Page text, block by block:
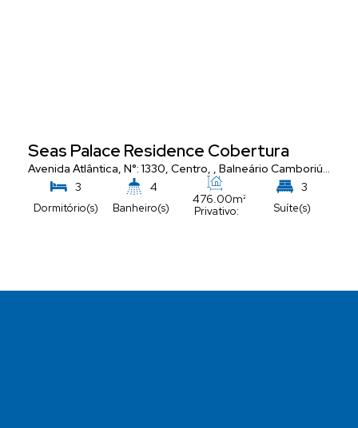
Seas Palace Residence Cobertura
Avenida Atlântica, N°: 1330, Centro , Balneário Camboriú,
3
Dormitório(s)
4
Banheiro(s) Privativo:
476.00m²
3
Suíte(s)